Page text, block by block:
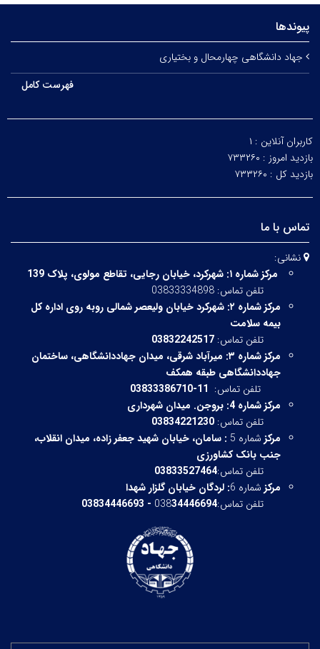
پیوندها
جهاد دانشگاهی چهارمحال و بختیاری
فهرست کامل
کاربران آنلاین : ۱
بازدید امروز : ۷۳۳۲۶۰
بازدید کل : ۷۳۳۲۶۰
تماس با ما
نشانی:
مرکز شماره ۱:
شهرکرد، خیابان رجایی، تقاطع مولوی، پلاک 139
تلفن تماس: 03833334898
مرکز شماره ۲:
شهرکرد خیابان ولیعصر شمالی روبه روی اداره کل
بیمه سلامت
تلفن تماس: 03832242517
مرکز شماره ۳:
میرآباد شرقی، میدان جهاددانشگاهی، ساختمان
جهاددانشگاهی طبقه همکف
تلفن تماس:
مرکز شماره 4: بروجن. میدان شهرداری
تلفن تماس: 03834221230
مرکز شماره 5 : سامان، خیابان شهید جعفر زاده، میدان انقلاب،
جنب بانک کشاورزی
تلفن تماس:03833527464
مرکز شماره 6 : لردگان خیابان گلزار شهدا
تلفن تماس:03834446694 - 03834446693